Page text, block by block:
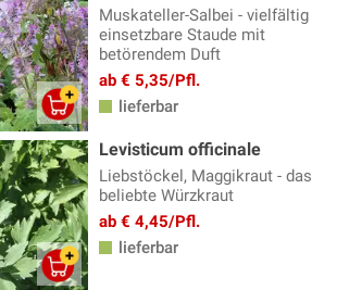
Muskateller-Salbei - vielfältig
einsetzbare Staude mit
betörendem Duft
ab € 5,35/Pfl.
lieferbar
Levisticum officinale
Liebstöckel, Maggikraut - das
beliebte Würzkraut
ab € 4,45/Pfl.
lieferbar